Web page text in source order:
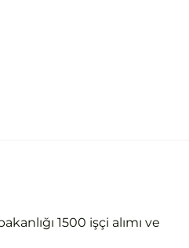
1500 işçi alımı ve